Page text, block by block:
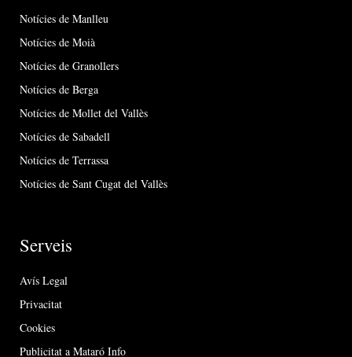
Notícies de Manlleu
Notícies de Moià
Notícies de Granollers
Notícies de Berga
Notícies de Mollet del Vallès
Notícies de Sabadell
Notícies de Terrassa
Notícies de Sant Cugat del Vallès
Serveis
Avís Legal
Privacitat
Cookies
Publicitat a Mataró Info